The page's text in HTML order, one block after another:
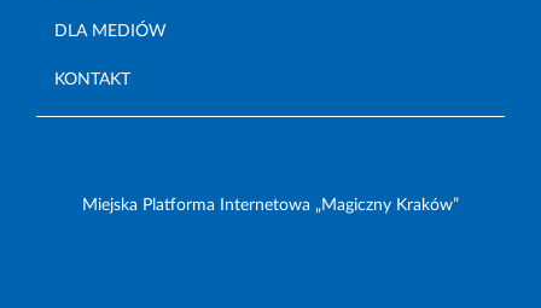
DLA MEDIÓW
KONTAKT
Miejska Platforma Internetowa „Magiczny Kraków”